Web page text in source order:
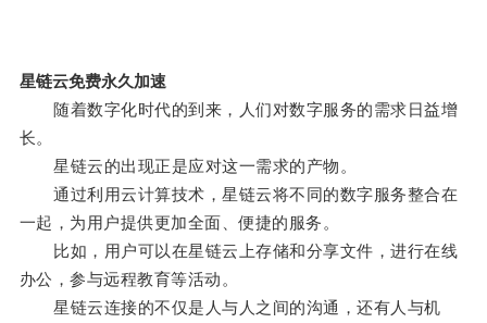
星链云免费永久加速
随着数字化时代的到来，人们对数字服务的需求日益增
长。
星链云的出现正是应对这一需求的产物。
通过利用云计算技术，星链云将不同的数字服务整合在
一起，为用户提供更加全面、便捷的服务。
比如，用户可以在星链云上存储和分享文件，进行在线
办公，参与远程教育等活动。
星链云连接的不仅是人与人之间的沟通，还有人与机